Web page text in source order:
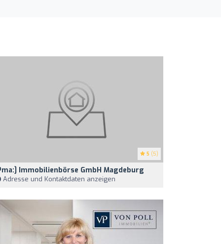
5 (5)
Immobilienbörse GmbH Magdeburg
Adresse und Kontaktdaten anzeigen